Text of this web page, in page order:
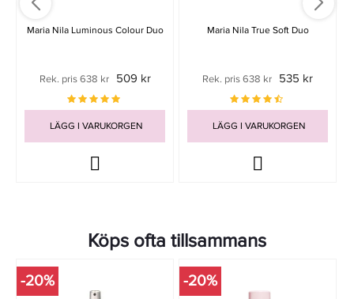
Maria Nila Luminous Colour Duo
Rek. pris 638 kr 509 kr
LÄGG I VARUKORGEN
Maria Nila True Soft Duo
Rek. pris 638 kr 535 kr
LÄGG I VARUKORGEN
Köps ofta tillsammans
-20% -20%